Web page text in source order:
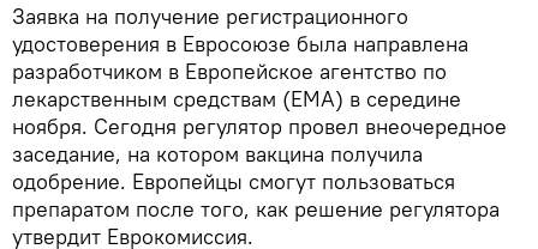
Заявка на получение регистрационного
удостоверения в Евросоюзе была направлена
разработчиком в Европейское агентство по
лекарственным средствам (ЕМА) в середине
ноября. Сегодня регулятор провел внеочередное
заседание, на котором вакцина получила
одобрение. Европейцы смогут пользоваться
препаратом после того, как решение регулятора
утвердит Еврокомиссия.